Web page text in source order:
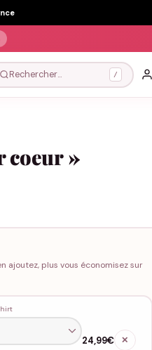
Rechercher… /
coeur »
ajoutez, plus vous économisez sur
24,99€ ✕